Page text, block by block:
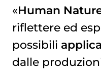
«Human
riflettere ed
possibili
dalle